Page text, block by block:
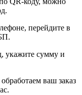
перейдите в
укажите сумму и
ваш заказ